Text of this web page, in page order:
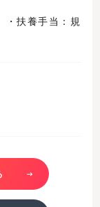
扶養手当：規